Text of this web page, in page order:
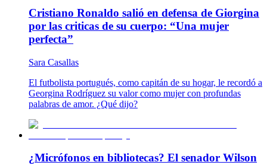
Cristiano Ronaldo salió en defensa de Giorgina
por las criticas de su cuerpo: “Una mujer
perfecta”
Sara Casallas
El futbolista portugués, como capitán de su hogar, le recordó a
Georgina Rodríguez su valor como mujer con profundas
palabras de amor. ¿Qué dijo?
¿Micrófonos en bibliotecas? El senador Wilson